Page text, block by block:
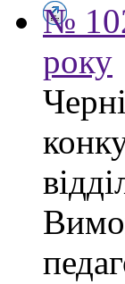
№
року